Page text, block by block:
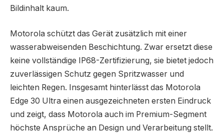
Bildinhalt kaum.
Motorola schützt das Gerät zusätzlich mit einer
wasserabweisenden Beschichtung. Zwar ersetzt diese
keine vollständige IP68-Zertifizierung, sie bietet jedoch
zuverlässigen Schutz gegen Spritzwasser und
leichten Regen. Insgesamt hinterlässt das Motorola
Edge 30 Ultra einen ausgezeichneten ersten Eindruck
und zeigt, dass Motorola auch im Premium-Segment
höchste Ansprüche an Design und Verarbeitung stellt.